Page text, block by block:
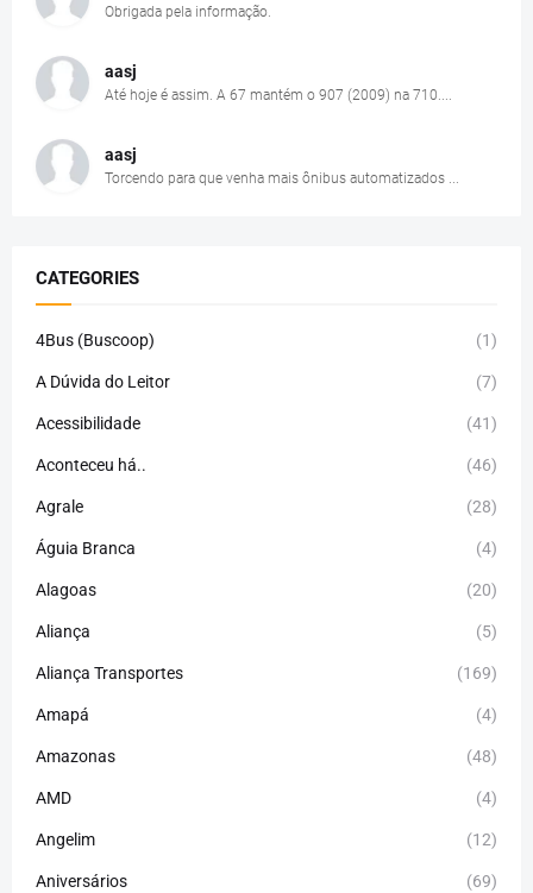
Obrigada pela informação.
aasj
Até hoje é assim. A 67 mantém o 907 (2009) na 710....
aasj
Torcendo para que venha mais ônibus automatizados ...
CATEGORIES
4Bus (Buscoop) (1)
A Dúvida do Leitor (7)
Acessibilidade (41)
Aconteceu há.. (46)
Agrale (28)
Águia Branca (4)
Alagoas (20)
Aliança (5)
Aliança Transportes (169)
Amapá (4)
Amazonas (48)
AMD (4)
Angelim (12)
Aniversários (69)